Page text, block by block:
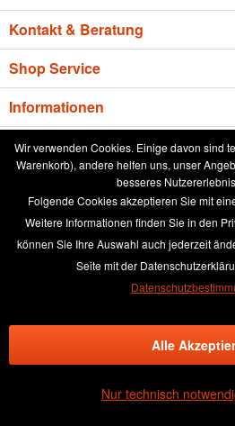
Kontakt & Beratung
Shop Service
Informationen
Newsletter
* Alle Preise inkl. gesetzl.
Nachnahmegebühren, wenn nicht
aktuelle Preisliste
Anleitung
Händler-Login
Versand und
Wir verwenden Cookies. Einige davon sind
Warenkorb), andere helfen uns, unser
besseres
Folgende Cookies akzeptieren Sie mit
Weitere Informationen finden Sie in den
können Sie Ihre Auswahl auch jederzeit
Seite mit der
Nur technisch
Alle